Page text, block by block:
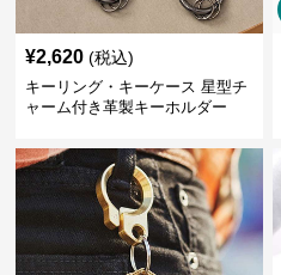
¥2,620 (税込)
キーリング・キーケース 星型チ
ャーム付き革製キーホルダー